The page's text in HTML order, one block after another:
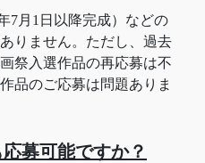
7月1日以降完成）などの
りません。ただし、過去
画祭入選作品の再応募は不
品のご応募は問題ありま
募可能ですか？